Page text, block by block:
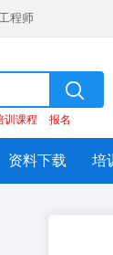
程师
训课程 报名
资料下载 培
大